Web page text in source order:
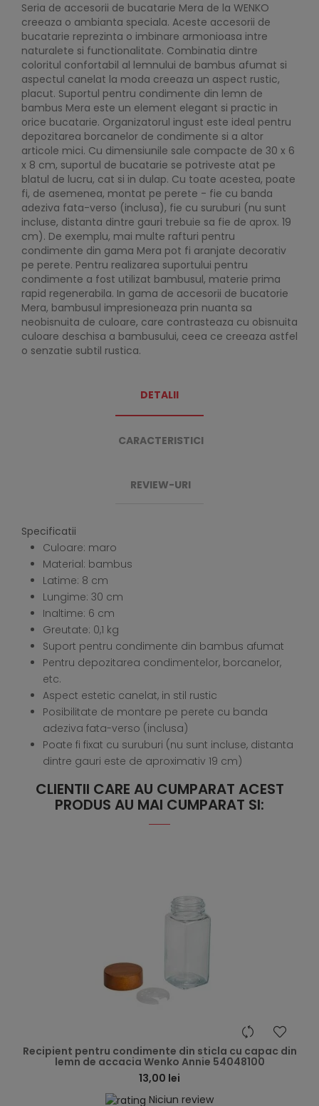
Seria de accesorii de bucatarie Mera de la WENKO
creeaza o ambianta speciala. Aceste accesorii de
bucatarie reprezinta o imbinare armonioasa intre
naturalete si functionalitate. Combinatia dintre
coloritul confortabil al lemnului de bambus afumat si
aspectul canelat la moda creeaza un aspect rustic,
placut. Suportul pentru condimente din lemn de
bambus Mera este un element elegant si practic in
orice bucatarie. Organizatorul ingust este ideal pentru
depozitarea borcanelor de condimente si a altor
articole mici. Cu dimensiunile sale compacte de 30 x 6
x 8 cm, suportul de bucatarie se potriveste atat pe
blatul de lucru, cat si in dulap. Cu toate acestea, poate
fi, de asemenea, montat pe perete - fie cu banda
adeziva fata-verso (inclusa), fie cu suruburi (nu sunt
incluse, distanta dintre gauri trebuie sa fie de aprox. 19
cm). De exemplu, mai multe rafturi pentru
condimente din gama Mera pot fi aranjate decorativ
pe perete. Pentru realizarea suportului pentru
condimente a fost utilizat bambusul, materie prima
rapid regenerabila. In gama de accesorii de bucatorie
Mera, bambusul impresioneaza prin nuanta sa
neobisnuita de culoare, care contrasteaza cu obisnuita
culoare deschisa a bambusului, ceea ce creeaza astfel
o senzatie subtil rustica.
DETALII
CARACTERISTICI
REVIEW-URI
Specificatii
Culoare: maro
Material: bambus
Latime: 8 cm
Lungime: 30 cm
Inaltime: 6 cm
Greutate: 0,1 kg
Suport pentru condimente din bambus afumat
Pentru depozitarea condimentelor, borcanelor,
etc.
Aspect estetic canelat, in stil rustic
Posibilitate de montare pe perete cu banda
adeziva fata-verso (inclusa)
Poate fi fixat cu suruburi (nu sunt incluse, distanta
dintre gauri este de aproximativ 19 cm)
CLIENTII CARE AU CUMPARAT ACEST
PRODUS AU MAI CUMPARAT SI:
Recipient pentru condimente din sticla cu capac din
lemn de accacia Wenko Annie 54048100
13,00 lei
Niciun review